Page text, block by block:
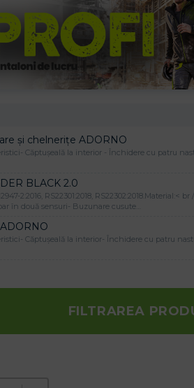
și chelnerițe ADORNO
Căptușeală la interior - Închidere cu patru
BLACK 2.0
2:2016, RS22301:2018, RS22302:2018.Material:<
în două sensuri- Buzunare cusute…
Căptușeală la interior- Închidere cu patru
FILTRAREA